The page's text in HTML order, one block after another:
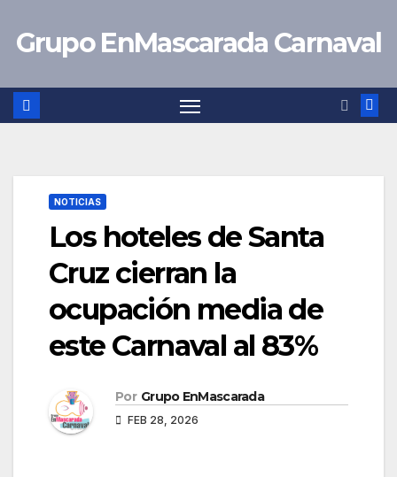
Grupo EnMascarada Carnaval
NOTICIAS
Los hoteles de Santa
Cruz cierran la
ocupación media de
este Carnaval al 83%
Por Grupo EnMascarada
FEB 28, 2026